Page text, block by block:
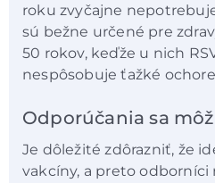
roku zvyčajne
sú bežne určené pre
50 rokov, keďže u nich
nespôsobuje ťažké
Odporúčania sa
Je dôležité zdôrazniť, že
vakcíny, a preto odborníci